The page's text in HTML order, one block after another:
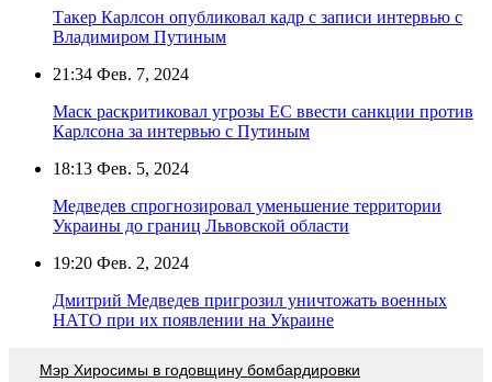
Такер Карлсон опубликовал кадр с записи интервью с
Владимиром Путиным
21:34 Фев. 7, 2024
Маск раскритиковал угрозы ЕС ввести санкции против
Карлсона за интервью с Путиным
18:13 Фев. 5, 2024
Медведев спрогнозировал уменьшение территории
Украины до границ Львовской области
19:20 Фев. 2, 2024
Дмитрий Медведев пригрозил уничтожать военных
НАТО при их появлении на Украине
Мэр Хиросимы в годовщину бомбардировки